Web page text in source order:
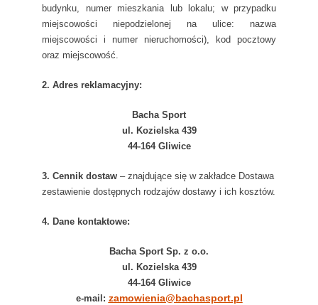
budynku, numer mieszkania lub lokalu; w przypadku
miejscowości niepodzielonej na ulice: nazwa
miejscowości i numer nieruchomości), kod pocztowy
oraz miejscowość.
2. Adres reklamacyjny:
Bacha Sport
ul. Kozielska 439
44-164 Gliwice
3. Cennik dostaw – znajdujące się w zakładce Dostawa
zestawienie dostępnych rodzajów dostawy i ich kosztów.
4. Dane kontaktowe:
Bacha Sport Sp. z o.o.
ul. Kozielska 439
44-164 Gliwice
e-mail: zamowienia@bachasport.pl